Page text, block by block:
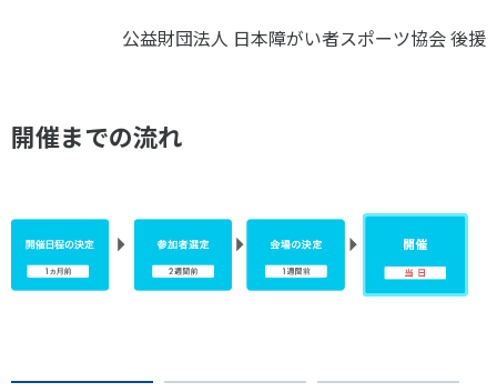
メールマガジン
「SSFニュース」
アクセス
個人情報保護方針
ソーシャルメディア運営方針
© 2020
スポーツ政策・予算
自治体との連携
各教育機関との連携
公益財団法人 日本障がい者スポーツ協会 後援
開催までの流れ